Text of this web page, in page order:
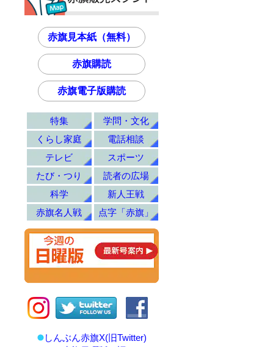
赤旗見本紙（無料）
赤旗購読
赤旗電子版購読
特集
学問・文化
くらし家庭
電話相談
テレビ
スポーツ
たび・つり
読者の広場
科学
新人王戦
赤旗名人戦
点字「赤旗」
しんぶん赤旗X(旧Twitter)